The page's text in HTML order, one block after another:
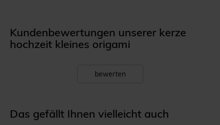
Kundenbewertungen unserer kerze
hochzeit kleines origami
bewerten
Das gefällt Ihnen vielleicht auch